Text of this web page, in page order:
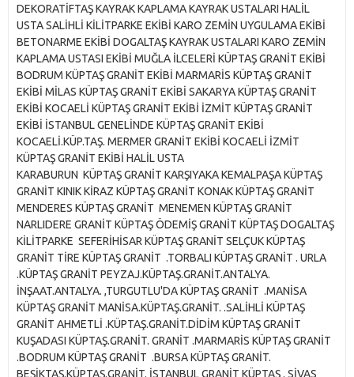
DEKORATİFTAŞ KAYRAK KAPLAMA KAYRAK USTALARI HALİL
USTA SALİHLİ KİLİTPARKE EKİBİ KARO ZEMİN UYGULAMA EKİBİ
BETONARME EKİBİ DOGALTAŞ KAYRAK USTALARI KARO ZEMİN
KAPLAMA USTASI EKİBİ MUĞLA İLCELERİ KÜPTAŞ GRANİT EKİBİ
BODRUM KÜPTAŞ GRANİT EKİBİ MARMARİS KÜPTAŞ GRANİT
EKİBİ MİLAS KÜPTAŞ GRANİT EKİBİ SAKARYA KÜPTAŞ GRANİT
EKİBİ KOCAELİ KÜPTAŞ GRANİT EKİBİ İZMİT KÜPTAŞ GRANİT
EKİBİ İSTANBUL GENELİNDE KÜPTAŞ GRANİT EKİBİ
KOCAELİ.KÜP.TAŞ. MERMER GRANİT EKİBİ KOCAELİ İZMİT
KÜPTAŞ GRANİT EKİBİ HALİL USTA
KARABURUN KÜPTAŞ GRANİT KARŞIYAKA KEMALPAŞA KÜPTAŞ
GRANİT KINIK KİRAZ KÜPTAŞ GRANİT KONAK KÜPTAŞ GRANİT
MENDERES KÜPTAŞ GRANİT MENEMEN KÜPTAŞ GRANİT
NARLIDERE GRANİT KÜPTAŞ ÖDEMİŞ GRANİT KÜPTAŞ DOGALTAŞ
KİLİTPARKE SEFERİHİSAR KÜPTAŞ GRANİT SELÇUK KÜPTAŞ
GRANİT TİRE KÜPTAŞ GRANİT .TORBALI KÜPTAŞ GRANİT . URLA
.KÜPTAŞ GRANİT PEYZAJ.KÜPTAŞ.GRANİT.ANTALYA.
İNŞAAT.ANTALYA. ,TURGUTLU'DA KÜPTAŞ GRANİT .MANİSA
KÜPTAŞ GRANİT MANİSA.KÜPTAŞ.GRANİT. .SALİHLİ KÜPTAŞ
GRANİT AHMETLİ .KÜPTAŞ.GRANİT.DİDİM KÜPTAŞ GRANİT
KUŞADASI KÜPTAŞ.GRANİT. GRANİT .MARMARİS KÜPTAŞ GRANİT
.BODRUM KÜPTAŞ GRANİT .BURSA KÜPTAŞ GRANİT.
BEŞİKTAŞ.KÜPTAŞ.GRANİT. İSTANBUL GRANİT KÜPTAŞ . SİVAS